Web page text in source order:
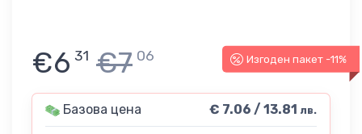
Изгоден пакет -11%
€6 31 €7 06
Базова цена € 7.06 / 13.81 лв.